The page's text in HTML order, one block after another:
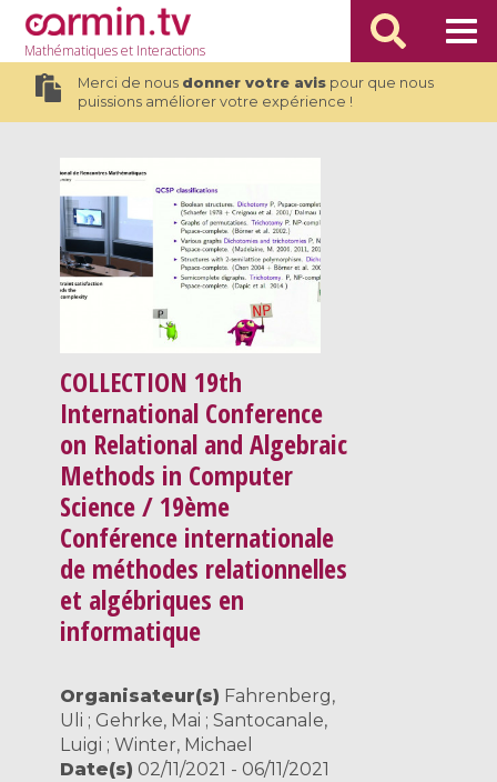
Mathématiqueset Interactions
Merci de nous donner votre avispour que nous
puissions améliorer votre expérience !
COLLECTION 19th
International Conference
on Relational and Algebraic
Methods in Computer
Science / 19ème
Conférence internationale
de méthodes relationnelles
et algébriques en
informatique
Organisateur(s) Fahrenberg,
Uli ; Gehrke, Mai ; Santocanale,
Luigi ; Winter, Michael
Date(s) 02/11/2021 - 06/11/2021